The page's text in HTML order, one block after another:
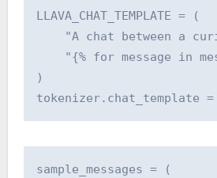
LLAVA_CHAT_TEMPLATE = (
"A chat between a
"{% for message in
)
tokenizer.chat_template =
sample_messages = (